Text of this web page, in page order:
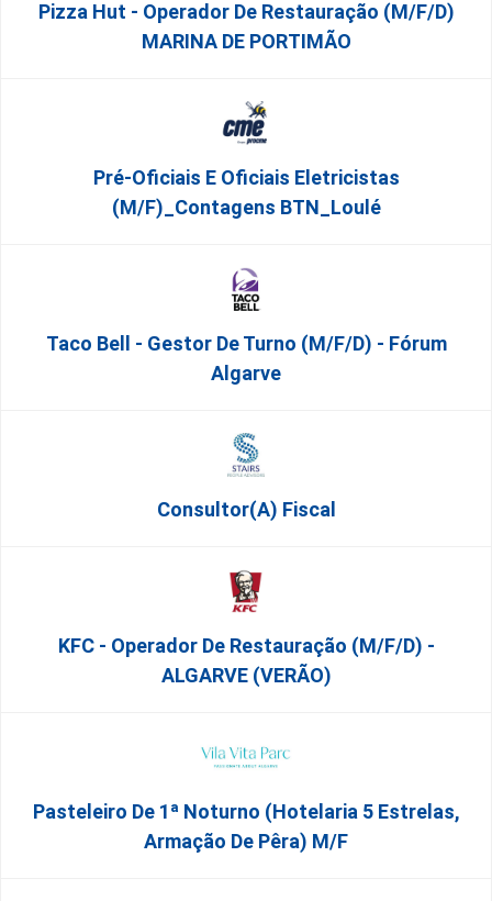
Pizza Hut - Operador De Restauração (m/f/d)
MARINA DE PORTIMÃO
Pré-Oficiais E Oficiais Eletricistas
(m/f)_Contagens BTN_Loulé
Taco Bell - Gestor De Turno (m/f/d) - Fórum
Algarve
Consultor(a) Fiscal
KFC - Operador De Restauração (m/f/d) -
ALGARVE (VERÃO)
Pasteleiro De 1ª Noturno (Hotelaria 5 Estrelas,
Armação De Pêra) M/f